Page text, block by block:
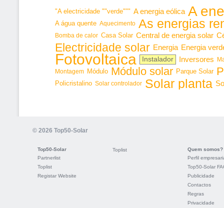
"A electricidade ""verde""" A energia eólica A
A água quente Aquecimento As energias
Bomba de calor Casa Solar Central de energia solar
Electricidade solar Energia Energia
Fotovoltaica Instalador Inversores
Montagem Módulo Módulo solar Parque Solar
Policristalino Solar controlador Solar planta
© 2026 Top50-Solar
Top50-Solar
Partnerlist
Toplist
Registar Website
Toplist
Quem somos?
Perfil
Top50-Solar
Publicidade
Contactos
Regras
Privacidade